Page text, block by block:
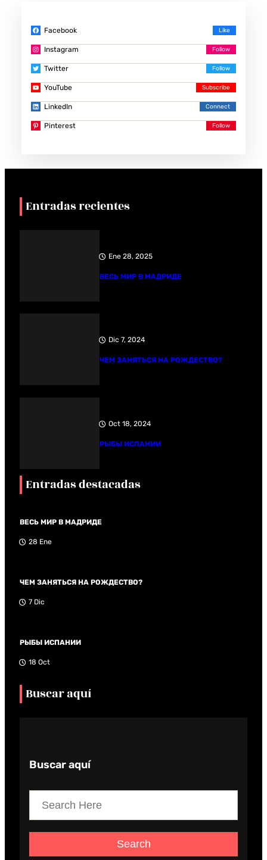
Facebook
Instagram
Twitter
YouTube
LinkedIn
Pinterest
Entradas recientes
Ene 28, 2025
ВЕСЬ МИР В МАДРИДЕ
Dic 7, 2024
ЧЕМ ЗАНЯТЬСЯ НА РОЖДЕСТВО?
Oct 18, 2024
РЫБЫ ИСПАНИИ
Entradas destacadas
ВЕСЬ МИР В МАДРИДЕ
28 Ene
ЧЕМ ЗАНЯТЬСЯ НА РОЖДЕСТВО?
7 Dic
РЫБЫ ИСПАНИИ
18 Oct
Buscar aquí
Buscar aquí
e
a
r
Search